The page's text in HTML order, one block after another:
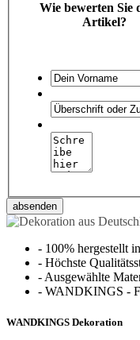
Wie bewerten Sie
Artikel?
absenden
- 100% hergestellt
- Höchste
- Ausgewählte
- WANDKINGS -
WANDKINGS Dekoration